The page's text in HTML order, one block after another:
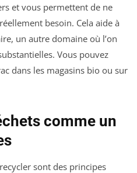
et vous permettent de ne
besoin. Cela aide à
un autre domaine où l’on
Vous pouvez
dans les magasins bio ou sur
comme un
sont des principes